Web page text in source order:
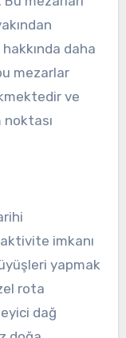
daha
mezarlar
ve
imkanı
yapmak
rota
dağ